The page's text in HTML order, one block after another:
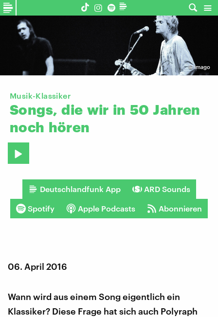
©imago
Musik-Klassiker
Songs, die wir in 50 Jahren
noch hören
Deutschlandfunk App ARD Sounds
Spotify Apple Podcasts Abonnieren
06. April 2016
Wann wird aus einem Song eigentlich ein
Klassiker? Diese Frage hat sich auch Polyraph